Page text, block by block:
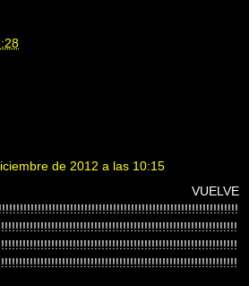
de 2012 a las 10:15
VUELVE